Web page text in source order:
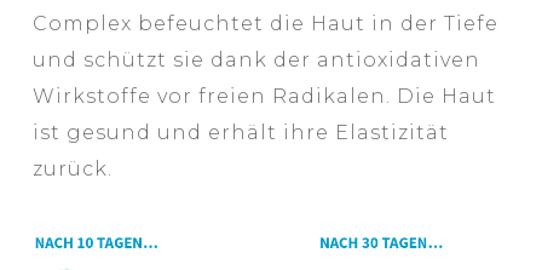
Complex befeuchtet die Haut in der Tiefe
und schützt sie dank der antioxidativen
Wirkstoffe vor freien Radikalen. Die Haut
ist gesund und erhält ihre Elastizität
zurück.